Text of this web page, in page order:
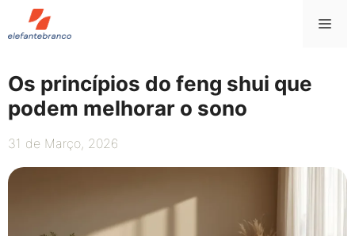
Saltar
para
Os princípios do feng shui que
podem melhorar o sono
31 de Março, 2026